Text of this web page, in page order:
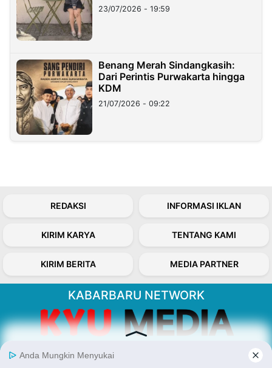
23/07/2026 - 19:59
Benang Merah Sindangkasih:
Dari Perintis Purwakarta hingga
KDM
21/07/2026 - 09:22
REDAKSI INFORMASI IKLAN
KIRIM KARYA TENTANG KAMI
KIRIM BERITA MEDIA PARTNER
KABARBARU NETWORK